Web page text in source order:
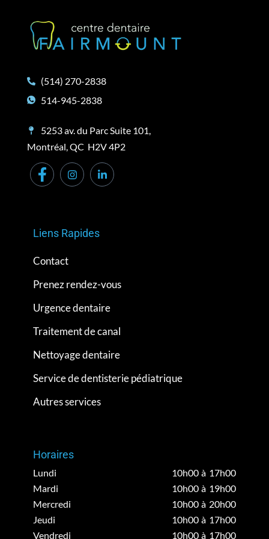
(514) 270-2838
514-945-2838
5253 av. du Parc Suite 101,
Montréal, QC H2V 4P2
Liens Rapides
Contact
Prenez rendez-vous
Urgence dentaire
Traitement de canal
Nettoyage dentaire
Service de dentisterie pédiatrique
Autres services
Horaires
Lundi
10h00 à 17h00
Mardi
10h00 à 19h00
Mercredi
10h00 à 20h00
Jeudi
10h00 à 17h00
Vendredi
10h00 à 17h00